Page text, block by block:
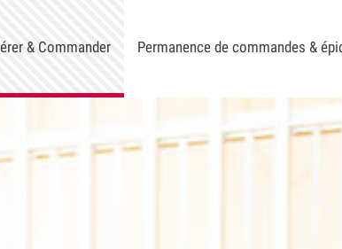
& Commander Permanence de commandes &